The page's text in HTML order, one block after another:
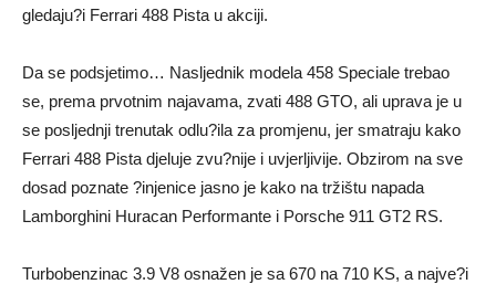
gledaju?i Ferrari 488 Pista u akciji.
Da se podsjetimo… Nasljednik modela 458 Speciale trebao
se, prema prvotnim najavama, zvati 488 GTO, ali uprava je u
se posljednji trenutak odlu?ila za promjenu, jer smatraju kako
Ferrari 488 Pista djeluje zvu?nije i uvjerljivije. Obzirom na sve
dosad poznate ?injenice jasno je kako na tržištu napada
Lamborghini Huracan Performante i Porsche 911 GT2 RS.
Turbobenzinac 3.9 V8 osnažen je sa 670 na 710 KS, a najve?i